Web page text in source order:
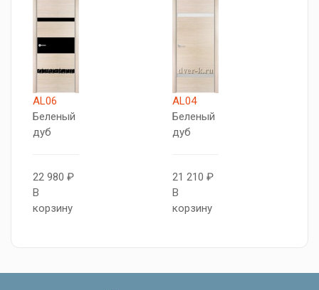
AL06
Беленый
дуб
22 980 ₽
В
корзину
AL04
Беленый
дуб
21 210 ₽
В
корзину